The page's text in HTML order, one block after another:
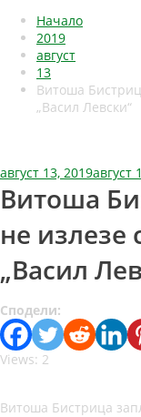
Начало
2019
август
13
Витоша
„Васил Левски“
август 13, 2019август
Витоша
не излезе
„Васил
Сподели:
Views: 2
Витоша Бистрица